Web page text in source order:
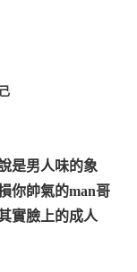
是男人味的象
你帥氣的man哥
實臉上的成人